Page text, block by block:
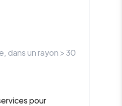
, dans un rayon >30
pour